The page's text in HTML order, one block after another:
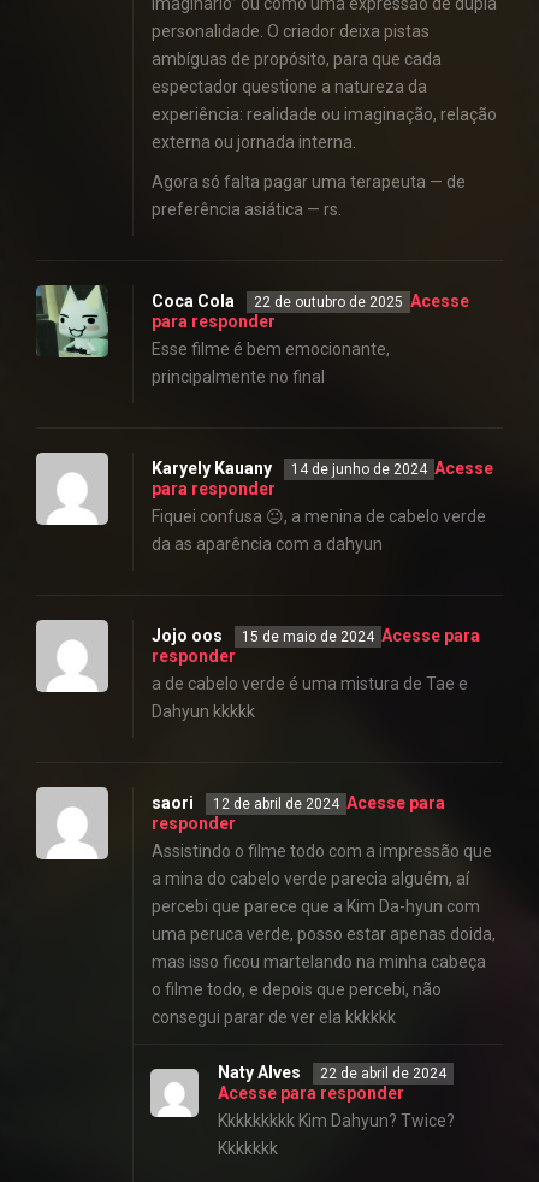
personalidade. O criador deixa pistas
ambíguas de propósito, para que cada
espectador questione a natureza da
experiência: realidade ou imaginação, relação
externa ou jornada interna.
Agora só falta pagar uma terapeuta — de
preferência asiática — rs.
Coca Cola 22 de outubro de 2025 Acesse
para responder
Esse filme é bem emocionante,
principalmente no final
Karyely Kauany 14 de junho de 2024 Acesse
para responder
Fiquei confusa 😐, a menina de cabelo verde
da as aparência com a dahyun
Jojo oos 15 de maio de 2024 Acesse para
responder
a de cabelo verde é uma mistura de Tae e
Dahyun kkkkk
saori 12 de abril de 2024 Acesse para
responder
Assistindo o filme todo com a impressão que
a mina do cabelo verde parecia alguém, aí
percebi que parece que a Kim Da-hyun com
uma peruca verde, posso estar apenas doida,
mas isso ficou martelando na minha cabeça
o filme todo, e depois que percebi, não
consegui parar de ver ela kkkkkk
Naty Alves 22 de abril de 2024
Acesse para responder
Kkkkkkkkk Kim Dahyun? Twice?
Kkkkkkk